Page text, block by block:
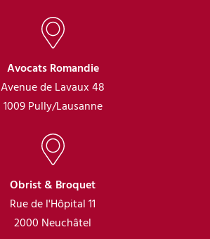
Avocats Romandie
Avenue de Lavaux 48
1009 Pully/Lausanne
Obrist & Broquet
Rue de l'Hôpital 11
2000 Neuchâtel